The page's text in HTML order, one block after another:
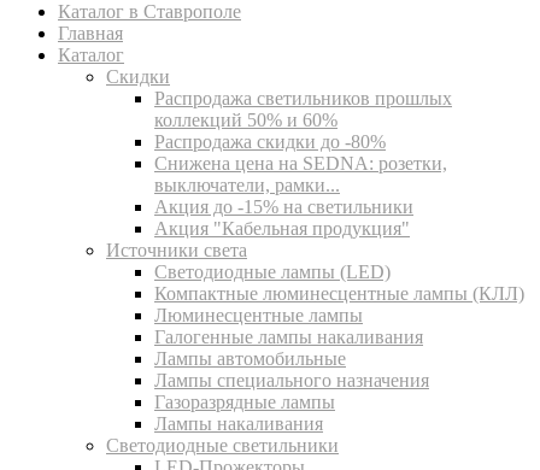
Каталог в Ставрополе
Главная
Каталог
Скидки
Распродажа светильников прошлых
коллекций 50% и 60%
Распродажа скидки до -80%
Cнижена цена на SEDNA: розетки,
выключатели, рамки...
Акция до -15% на светильники
Акция "Кабельная продукция"
Источники света
Светодиодные лампы (LED)
Компактные люминесцентные лампы (КЛЛ)
Люминесцентные лампы
Галогенные лампы накаливания
Лампы автомобильные
Лампы специального назначения
Газоразрядные лампы
Лампы накаливания
Светодиодные светильники